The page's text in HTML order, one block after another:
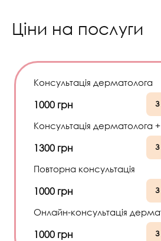
Ціни на послуги
Консультація дерматолога
1000 грн
Консультація дерматолога
1300 грн
Повторна консультація
1000 грн
Онлайн-консультація
1000 грн